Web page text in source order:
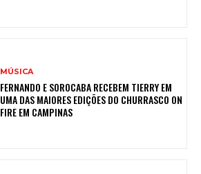
MÚSICA
FERNANDO E SOROCABA RECEBEM TIERRY EM
UMA DAS MAIORES EDIÇÕES DO CHURRASCO ON
FIRE EM CAMPINAS